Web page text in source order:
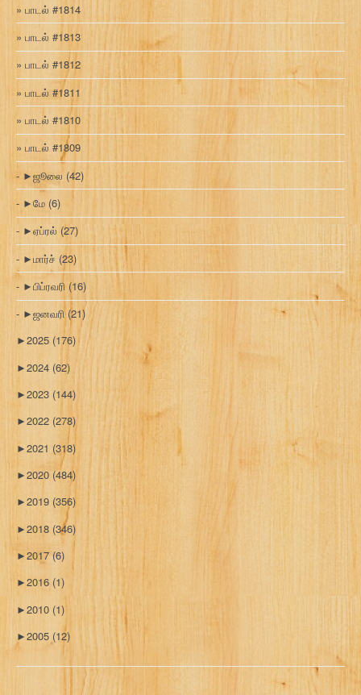
பாடல் #1814
பாடல் #1813
பாடல் #1812
பாடல் #1811
பாடல் #1810
பாடல் #1809
►ஜூலை (42)
►மே (6)
►ஏப்ரல் (27)
►மார்ச் (23)
►பிப்ரவரி (16)
►ஜனவரி (21)
►2025 (176)
►2024 (62)
►2023 (144)
►2022 (278)
►2021 (318)
►2020 (484)
►2019 (356)
►2018 (346)
►2017(6)
►2016 (1)
►2010 (1)
►2005 (12)